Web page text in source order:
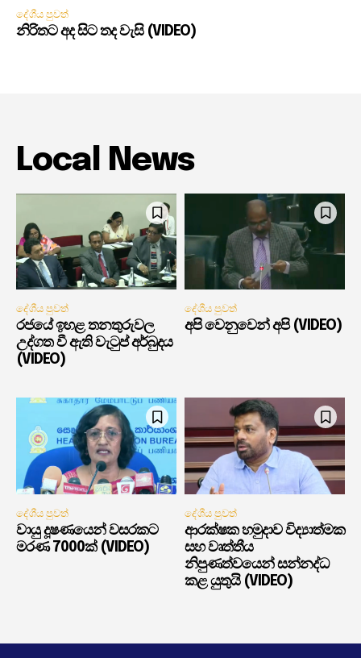
දේශීය පුවත්
නිරිතට අද සිට තද වැසි (VIDEO)
Local News
දේශීය පුවත්
රජයේ ඉහළ තනතුරුවල
උද්ගත වී ඇති වැටුප් අර්බුදය
(VIDEO)
දේශීය පුවත්
අපි වෙනුවෙන් අපි (VIDEO)
දේශීය පුවත්
වායු දූෂණයෙන් වසරකට
මරණ 7000ක් (VIDEO)
දේශීය පුවත්
ආරක්ෂක හමුදාව විද්‍යාත්මක
සහ වෘත්තීය
නිපුණත්වයෙන් සන්නද්ධ
කළ යුතුයි (VIDEO)